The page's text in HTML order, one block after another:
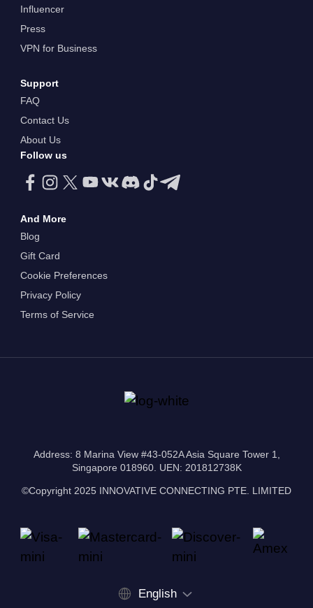
Influencer
Press
VPN for Business
Support
FAQ
Contact Us
About Us
Follow us
And More
Blog
Gift Card
Cookie Preferences
Privacy Policy
Terms of Service
Address: 8 Marina View #43-052A Asia Square Tower 1,
Singapore 018960. UEN: 201812738K
©Copyright 2025 INNOVATIVE CONNECTING PTE. LIMITED
English